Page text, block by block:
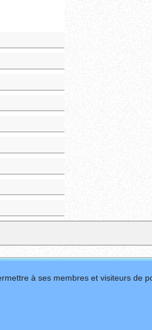
à ses membres et visiteurs de